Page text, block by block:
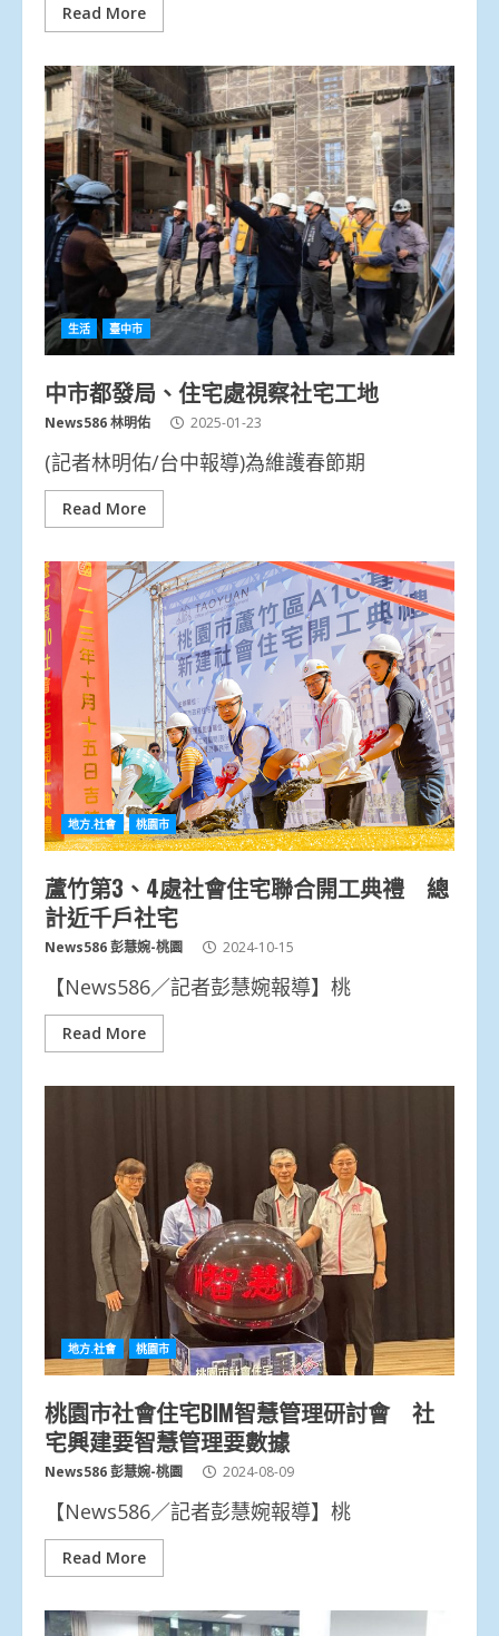
Read More
生活 臺中市
中市都發局、住宅處視察社宅工地
News586 林明佑 2025-01-23
(記者林明佑/台中報導)為維護春節期
Read More
地方.社會 桃園市
蘆竹第3、4處社會住宅聯合開工典禮 總
計近千戶社宅
News586 彭慧婉-桃園 2024-10-15
【News586／記者彭慧婉報導】桃
Read More
地方.社會 桃園市
桃園市社會住宅BIM智慧管理研討會 社
宅興建要智慧管理要數據
News586 彭慧婉-桃園 2024-08-09
【News586／記者彭慧婉報導】桃
Read More